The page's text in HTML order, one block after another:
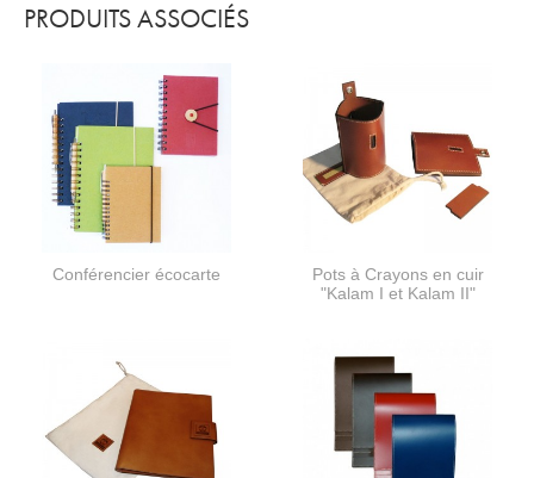
PRODUITS ASSOCIÉS
Conférencier écocarte
Pots à Crayons en cuir
"Kalam I et Kalam II"